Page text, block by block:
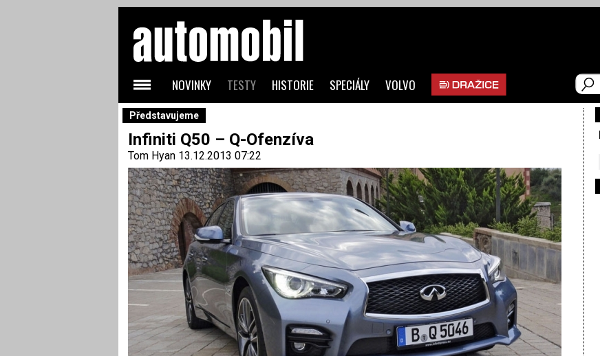
Představujeme
Infiniti Q50 – Q-Ofenzíva
Tom Hyan13.12.2013 07:22
NOVINKY TESTY HISTORIE SPECIÁLY VOLVO